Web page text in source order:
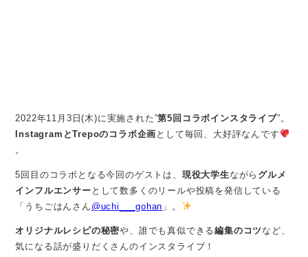
2022年11月3日(木)に実施された”第5回コラボインスタライブ”。
InstagramとTrepoのコラボ企画 として毎回、大好評なんです
。
5回目のコラボとなる今回のゲストは、 現役大学生 ながら グルメ
インフルエンサー として数多くのリールや投稿を発信している
「うちごはんさん @uchi___gohan 」。
オリジナルレシピの秘密や、誰でも真似できる編集のコツ など、
気になる話が盛りだくさんのインスタライブ！